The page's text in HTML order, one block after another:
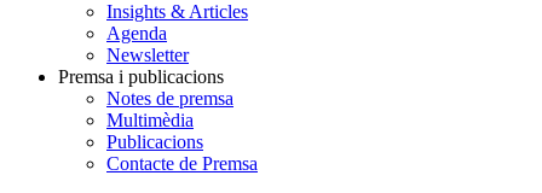
Insights & Articles
Agenda
Newsletter
Premsa i publicacions
Notes de premsa
Multimèdia
Publicacions
Contacte de Premsa